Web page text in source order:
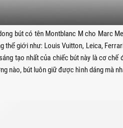
bút có tên Montblanc M cho Marc
giới như: Louis Vuitton, Leica,
tạo nhất của chiếc bút này là cơ
nào, bút luôn giữ được hình dáng mà